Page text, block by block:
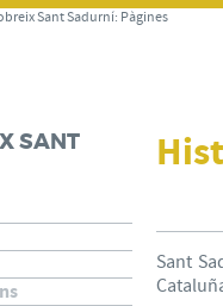
Sant Sadurní: Pàgines
SANT
Sant